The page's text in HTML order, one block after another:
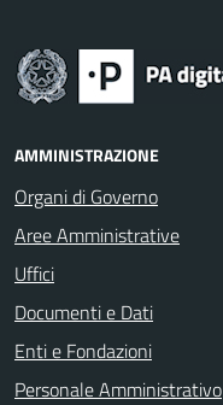
AMMINISTRAZIONE
Organi di Governo
Aree Amministrative
Uffici
Documenti e Dati
Enti e Fondazioni
Personale Amministrativo